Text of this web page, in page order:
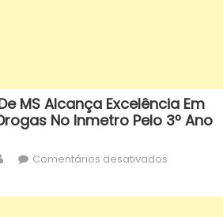
MS Alcança Excelência Em
No Inmetro Pelo 3º Ano
AuthorComentários desativadosem
Científica